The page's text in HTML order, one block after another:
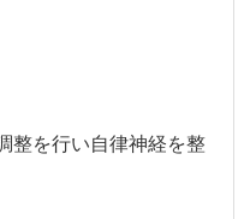
整を行い自律神経を整